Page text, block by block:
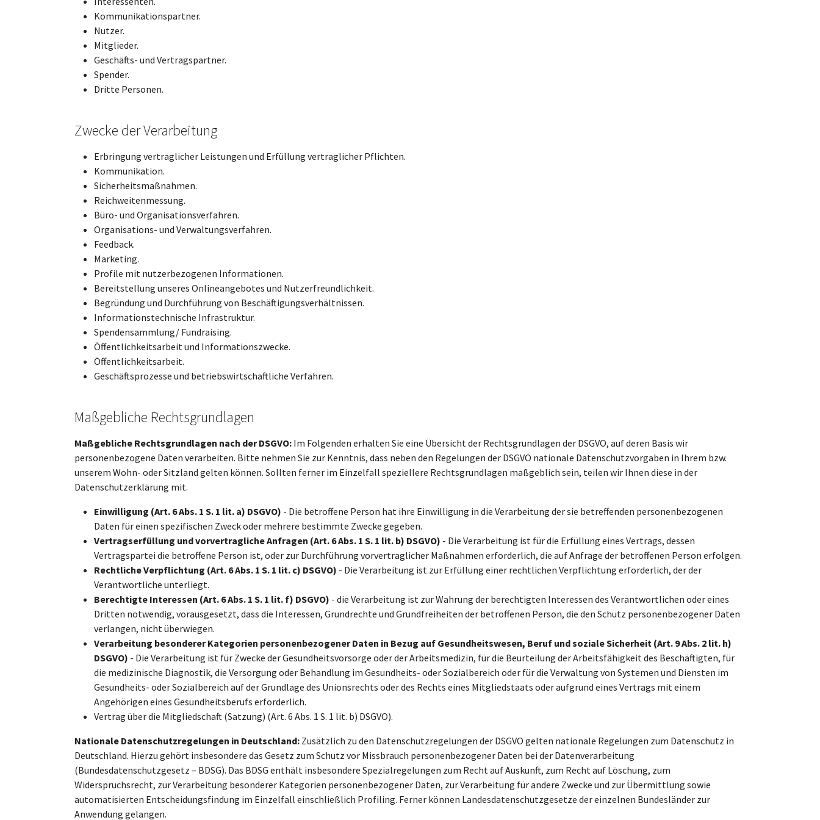
Kommunikationspartner.
Nutzer.
Mitglieder.
Geschäfts- und Vertragspartner.
Spender.
Dritte Personen.
Zwecke der Verarbeitung
Erbringung vertraglicher Leistungen und Erfüllung vertraglicher Pflichten.
Kommunikation.
Sicherheitsmaßnahmen.
Reichweitenmessung.
Büro- und Organisationsverfahren.
Organisations- und Verwaltungsverfahren.
Feedback.
Marketing.
Profile mit nutzerbezogenen Informationen.
Bereitstellung unseres Onlineangebotes und Nutzerfreundlichkeit.
Begründung und Durchführung von Beschäftigungsverhältnissen.
Informationstechnische Infrastruktur.
Spendensammlung/ Fundraising.
Öffentlichkeitsarbeit und Informationszwecke.
Öffentlichkeitsarbeit.
Geschäftsprozesse und betriebswirtschaftliche Verfahren.
Maßgebliche Rechtsgrundlagen
Maßgebliche Rechtsgrundlagen nach der DSGVO: Im Folgenden erhalten Sie eine Übersicht der Rechtsgrundlagen der DSGVO, auf deren Basis wir
personenbezogene Daten verarbeiten. Bitte nehmen Sie zur Kenntnis, dass neben den Regelungen der DSGVO nationale Datenschutzvorgaben in Ihrem bzw.
unserem Wohn- oder Sitzland gelten können. Sollten ferner im Einzelfall speziellere Rechtsgrundlagen maßgeblich sein, teilen wir Ihnen diese in der
Datenschutzerklärung mit.
Einwilligung (Art. 6 Abs. 1 S. 1 lit. a) DSGVO) - Die betroffene Person hat ihre Einwilligung in die Verarbeitung der sie betreffenden personenbezogenen
Daten für einen spezifischen Zweck oder mehrere bestimmte Zwecke gegeben.
Vertragserfüllung und vorvertragliche Anfragen (Art. 6 Abs. 1 S. 1 lit. b) DSGVO) - Die Verarbeitung ist für die Erfüllung eines Vertrags, dessen
Vertragspartei die betroffene Person ist, oder zur Durchführung vorvertraglicher Maßnahmen erforderlich, die auf Anfrage der betroffenen Person erfolgen.
Rechtliche Verpflichtung (Art. 6 Abs. 1 S. 1 lit. c) DSGVO) - Die Verarbeitung ist zur Erfüllung einer rechtlichen Verpflichtung erforderlich, der der
Verantwortliche unterliegt.
Berechtigte Interessen (Art. 6 Abs. 1 S. 1 lit. f) DSGVO) - die Verarbeitung ist zur Wahrung der berechtigten Interessen des Verantwortlichen oder eines
Dritten notwendig, vorausgesetzt, dass die Interessen, Grundrechte und Grundfreiheiten der betroffenen Person, die den Schutz personenbezogener Daten
verlangen, nicht überwiegen.
Verarbeitung besonderer Kategorien personenbezogener Daten in Bezug auf Gesundheitswesen, Beruf und soziale Sicherheit (Art. 9 Abs. 2 lit. h)
DSGVO) - Die Verarbeitung ist für Zwecke der Gesundheitsvorsorge oder der Arbeitsmedizin, für die Beurteilung der Arbeitsfähigkeit des Beschäftigten, für
die medizinische Diagnostik, die Versorgung oder Behandlung im Gesundheits- oder Sozialbereich oder für die Verwaltung von Systemen und Diensten im
Gesundheits- oder Sozialbereich auf der Grundlage des Unionsrechts oder des Rechts eines Mitgliedstaats oder aufgrund eines Vertrags mit einem
Angehörigen eines Gesundheitsberufs erforderlich.
Vertrag über die Mitgliedschaft (Satzung) (Art. 6 Abs. 1 S. 1 lit. b) DSGVO).
Nationale Datenschutzregelungen in Deutschland: Zusätzlich zu den Datenschutzregelungen der DSGVO gelten nationale Regelungen zum Datenschutz in
Deutschland. Hierzu gehört insbesondere das Gesetz zum Schutz vor Missbrauch personenbezogener Daten bei der Datenverarbeitung
(Bundesdatenschutzgesetz – BDSG). Das BDSG enthält insbesondere Spezialregelungen zum Recht auf Auskunft, zum Recht auf Löschung, zum
Widerspruchsrecht, zur Verarbeitung besonderer Kategorien personenbezogener Daten, zur Verarbeitung für andere Zwecke und zur Übermittlung sowie
automatisierten Entscheidungsfindung im Einzelfall einschließlich Profiling. Ferner können Landesdatenschutzgesetze der einzelnen Bundesländer zur
Anwendung gelangen.